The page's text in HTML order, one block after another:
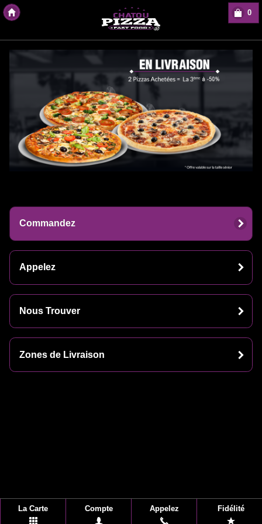
0
Commandez
Appelez
Nous Trouver
Zones de Livraison
La Carte Compte Appelez Fidélité
Copyright Des-click